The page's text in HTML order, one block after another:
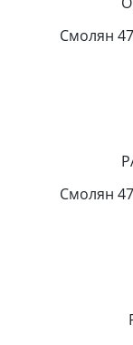
Смолян
Смолян